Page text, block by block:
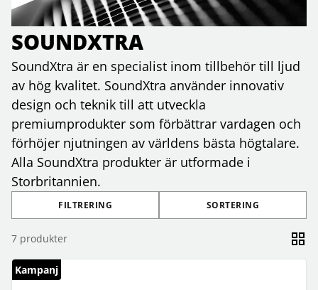
SOUNDXTRA
SoundXtra är en specialist inom tillbehör till ljud
av hög kvalitet. SoundXtra använder innovativ
design och teknik till att utveckla
premiumprodukter som förbättrar vardagen och
förhöjer njutningen av världens bästa högtalare.
Alla SoundXtra produkter är utformade i
Storbritannien.
FILTRERING SORTERING
7 produkter
Kampanj